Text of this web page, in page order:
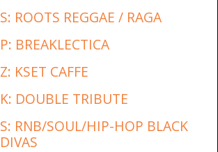
S: ROOTS REGGAE / RAGA
P: BREAKLECTICA
Z: KSET CAFFE
K: DOUBLE TRIBUTE
S: RNB/SOUL/HIP-HOP BLACK
DIVAS